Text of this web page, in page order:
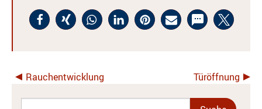
Rauchentwicklung Türöffnung